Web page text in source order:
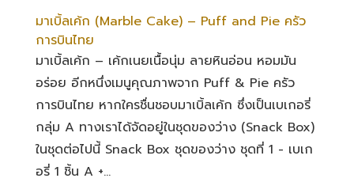
มาเบิ้ลเค้ก (Marble Cake) – Puff and Pie ครัว
การบินไทย
มาเบิ้ลเค้ก – เค้กเนยเนื้อนุ่ม ลายหินอ่อน หอมมัน
อร่อย อีกหนึ่งเมนูคุณภาพจาก Puff & Pie ครัว
การบินไทย หากใครชื่นชอบมาเบิ้ลเค้ก ซึ่งเป็นเบเกอรี่
กลุ่ม A ทางเราได้จัดอยู่ในชุดของว่าง (Snack Box)
ในชุดต่อไปนี้ Snack Box ชุดของว่าง ชุดที่ 1 - เบเก
อรี่ 1 ชิ้น A +...